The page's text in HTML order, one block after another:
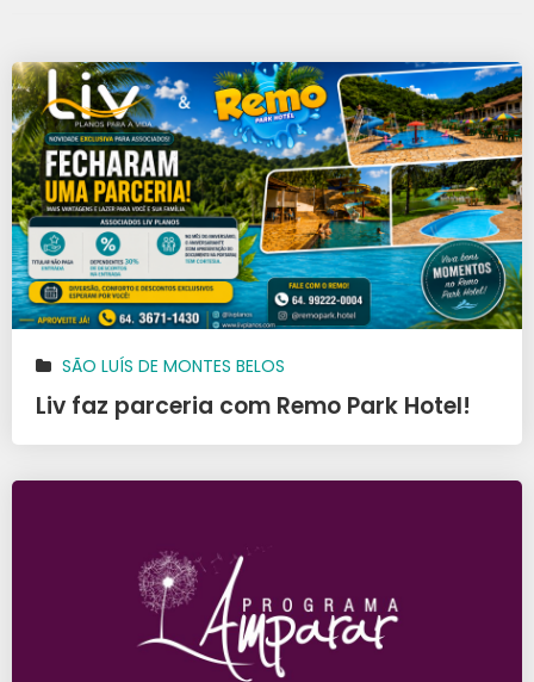
SÃO LUÍS DE MONTES BELOS
Liv faz parceria com Remo Park Hotel!